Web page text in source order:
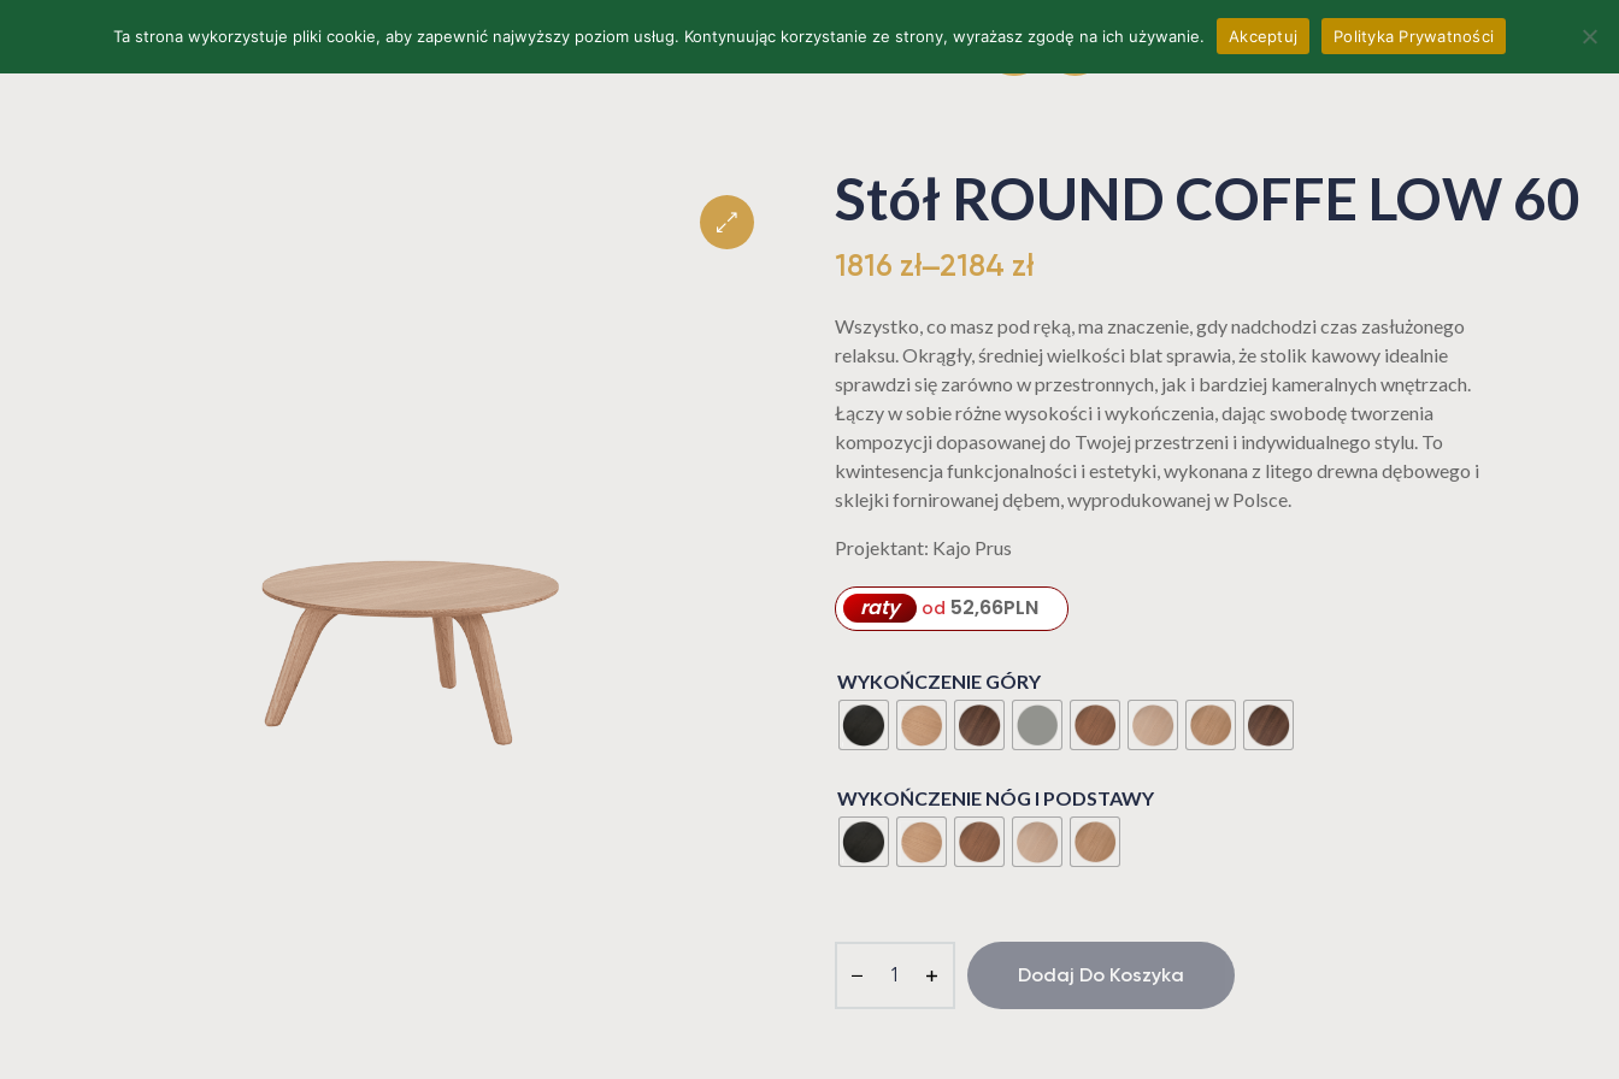
STRONA GŁÓWNA SKLEP O NAS KONTAKT WYKOŃCZENIA EU PL OFFICE & CONTRACTS
Stół ROUND COFFE LOW 60
1816 zł–2184 zł
Wszystko, co masz pod ręką, ma znaczenie, gdy nadchodzi czas zasłużonego
relaksu. Okrągły, średniej wielkości blat sprawia, że ​​stolik kawowy idealnie
sprawdzi się zarówno w przestronnych, jak i bardziej kameralnych wnętrzach.
Łączy w sobie różne wysokości i wykończenia, dając swobodę tworzenia
kompozycji dopasowanej do Twojej przestrzeni i indywidualnego stylu. To
kwintesencja funkcjonalności i estetyki, wykonana z litego drewna dębowego i
sklejki fornirowanej dębem, wyprodukowanej w Polsce.
Projektant: Kajo Prus
raty od 52,66PLN
WYKOŃCZENIE GÓRY
WYKOŃCZENIE NÓG I PODSTAWY
Dodaj Do Koszyka
Ta strona wykorzystuje pliki cookie, aby zapewnić najwyższy poziom usług. Kontynuując korzystanie ze strony, wyrażasz zgodę na ich używanie. Akceptuj Polityka Prywatności